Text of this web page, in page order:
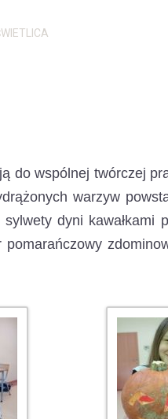
do wspólnej twórczej
warzyw
dyni kawałkami